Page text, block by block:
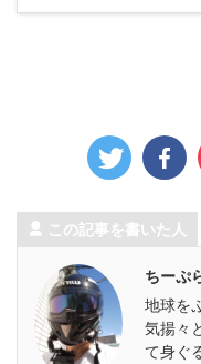
この記事を書いた人
ちーぷ
地球を
気揚々
て身ぐ